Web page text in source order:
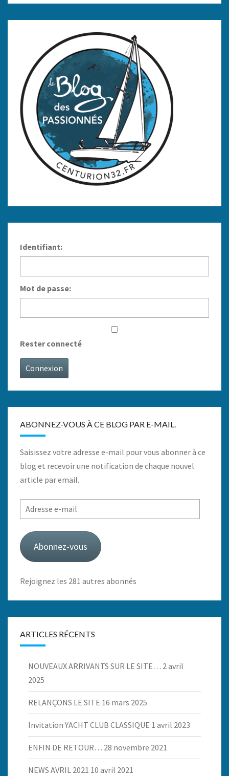
Identifiant:
Mot de passe:
Rester connecté
Connexion
ABONNEZ-VOUS À CE BLOG PAR E-MAIL.
Saisissez votre adresse e-mail pour vous abonner à ce
blog et recevoir une notification de chaque nouvel
article par email.
Adresse
e-
mail
Abonnez-vous
Rejoignez les 281 autres abonnés
ARTICLES RÉCENTS
NOUVEAUX ARRIVANTS SUR LE SITE… 2 avril
2025
RELANÇONS LE SITE 16 mars 2025
Invitation YACHT CLUB CLASSIQUE 1 avril 2023
ENFIN DE RETOUR… 28 novembre 2021
NEWS AVRIL 2021 10 avril 2021